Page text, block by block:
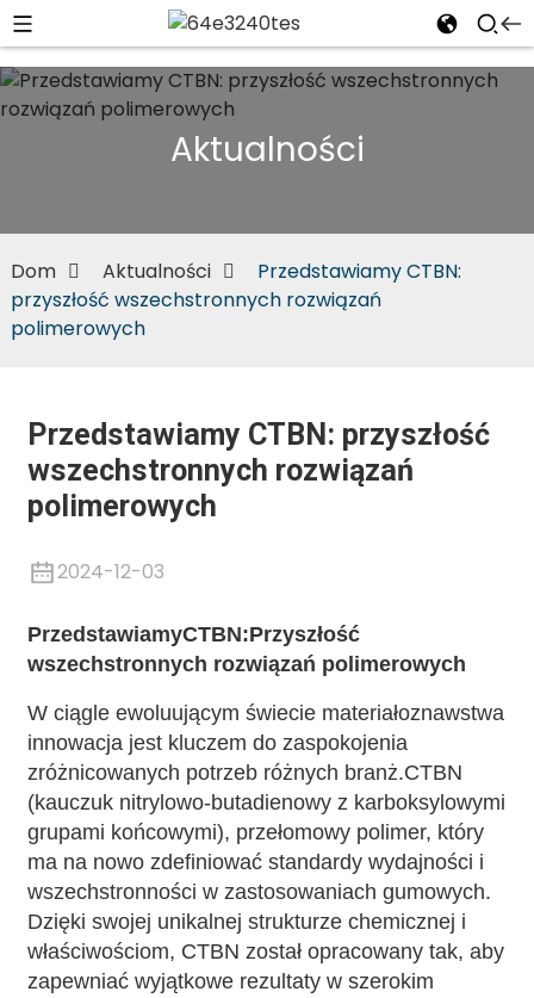
Aktualności
Dom Aktualności
Przedstawiamy CTBN:
przyszłość wszechstronnych rozwiązań
polimerowych
Przedstawiamy CTBN: przyszłość
wszechstronnych rozwiązań
polimerowych
2024-12-03
PrzedstawiamyCTBN:Przyszłość
wszechstronnych rozwiązań polimerowych
W ciągle ewoluującym świecie materiałoznawstwa
innowacja jest kluczem do zaspokojenia
zróżnicowanych potrzeb różnych branż.CTBN
(kauczuk nitrylowo-butadienowy z karboksylowymi
grupami końcowymi), przełomowy polimer, który
ma na nowo zdefiniować standardy wydajności i
wszechstronności w zastosowaniach gumowych.
Dzięki swojej unikalnej strukturze chemicznej i
właściwościom, CTBN został opracowany tak, aby
zapewniać wyjątkowe rezultaty w szerokim